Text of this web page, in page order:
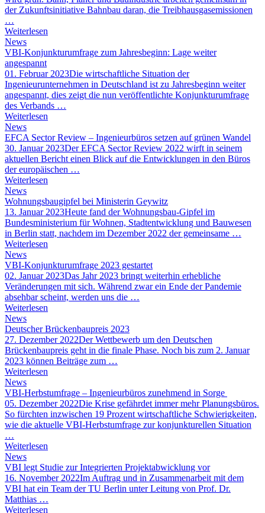
der Zukunftsinitiative Bahnbau daran, die Treibhausgasemissionen
…
Weiterlesen
News
VBI-Konjunkturumfrage zum Jahresbeginn: Lage weiter
angespannt
01. Februar 2023Die wirtschaftliche Situation der
Ingenieurunternehmen in Deutschland ist zu Jahresbeginn weiter
angespannt, dies zeigt die nun veröffentlichte Konjunkturumfrage
des Verbands …
Weiterlesen
News
EFCA Sector Review – Ingenieurbüros setzen auf grünen Wandel
30. Januar 2023Der EFCA Sector Review 2022 wirft in seinem
aktuellen Bericht einen Blick auf die Entwicklungen in den Büros
der europäischen …
Weiterlesen
News
Wohnungsbaugipfel bei Ministerin Geywitz
13. Januar 2023Heute fand der Wohnungsbau-Gipfel im
Bundesministerium für Wohnen, Stadtentwicklung und Bauwesen
in Berlin statt, nachdem im Dezember 2022 der gemeinsame …
Weiterlesen
News
VBI-Konjunkturumfrage 2023 gestartet
02. Januar 2023Das Jahr 2023 bringt weiterhin erhebliche
Veränderungen mit sich. Während zwar ein Ende der Pandemie
absehbar scheint, werden uns die …
Weiterlesen
News
Deutscher Brückenbaupreis 2023
27. Dezember 2022Der Wettbewerb um den Deutschen
Brückenbaupreis geht in die finale Phase. Noch bis zum 2. Januar
2023 können Beiträge zum …
Weiterlesen
News
VBI-Herbstumfrage – Ingenieurbüros zunehmend in Sorge
05. Dezember 2022Die Krise gefährdet immer mehr Planungsbüros.
So fürchten inzwischen 19 Prozent wirtschaftliche Schwierigkeiten,
wie die aktuelle VBI-Herbstumfrage zur konjunkturellen Situation
…
Weiterlesen
News
VBI legt Studie zur Integrierten Projektabwicklung vor
16. November 2022Im Auftrag und in Zusammenarbeit mit dem
VBI hat ein Team der TU Berlin unter Leitung von Prof. Dr.
Matthias …
Weiterlesen